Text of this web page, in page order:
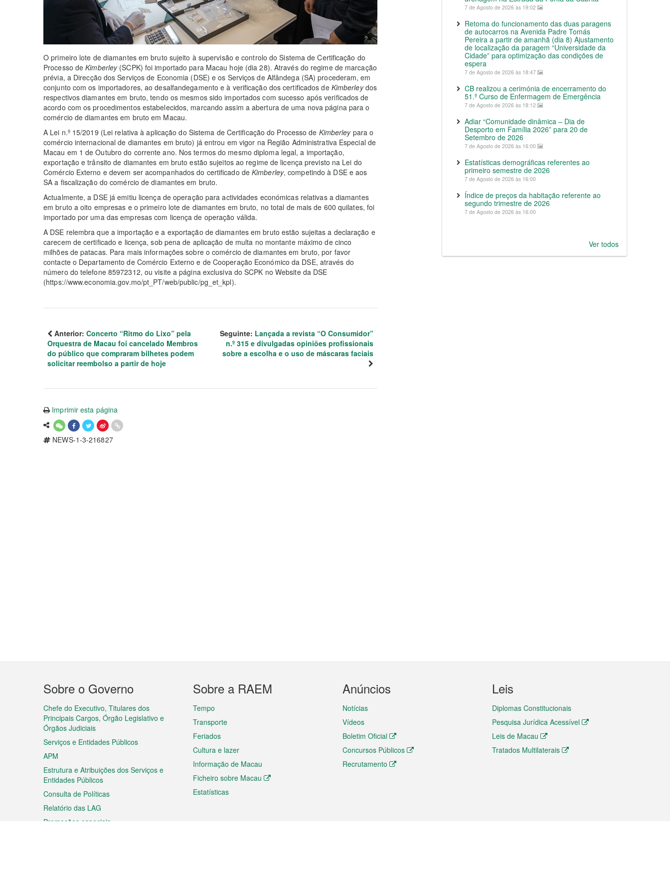
O primeiro lote de diamantes em bruto sujeito à supervisão e controlo do Sistema de Certificação do
Processo deKimberley(SCPK) foi importado para Macau hoje (dia 28). Através do regime de marcação
prévia, a Direcção dos Serviços de Economia (DSE) e os Serviços de Alfândega (SA) procederam, em
conjunto com os importadores, ao desalfandegamento e à verificação dos certificados de Kimberleydos
respectivos diamantes em bruto, tendo os mesmos sido importados com sucesso após verificados de
acordo com os procedimentos estabelecidos, marcando assim a abertura de uma nova página para o
comércio de diamantes em bruto em Macau.
A Lei n.º 15/2019 (Lei relativa à aplicação do Sistema de Certificação do Processo de Kimberleypara o
comércio internacional de diamantes em bruto) já entrou em vigor na Região Administrativa Especial de
Macau em 1 de Outubro do corrente ano. Nos termos do mesmo diploma legal, a importação,
exportação e trânsito de diamantes em bruto estão sujeitos ao regime de licença previsto na Lei do
Comércio Externo e devem ser acompanhados do certificado deKimberley, competindo à DSE e aos
SA a fiscalização do comércio de diamantes em bruto.
Actualmente, a DSE já emitiu licença de operação para actividades económicas relativas a diamantes
em bruto a oito empresas e o primeiro lote de diamantes em bruto, no total de mais de 600 quilates, foi
importado por uma das empresas com licença de operação válida.
A DSE relembra que a importação e a exportação de diamantes em bruto estão sujeitas a declaração e
carecem de certificado e licença, sob pena de aplicação de multa no montante máximo de cinco
milhões de patacas. Para mais informações sobre o comércio de diamantes em bruto, por favor
contacte o Departamento de Comércio Externo e de Cooperação Económico da DSE, através do
número do telefone 85972312, ou visite a página exclusiva do SCPK no Website da DSE
(https://www.economia.gov.mo/pt_PT/web/public/pg_et_kpl).
Anterior: Concerto “Ritmo do Lixo” pela
Orquestra de Macau foi cancelado Membros
do público que compraram bilhetes podem
solicitar reembolso a partir de hoje
Seguinte: Lançada a revista “O Consumidor”
n.º 315 e divulgadas opiniões profissionais
sobre a escolha e o uso de máscaras faciais
Imprimir esta página
NEWS-1-3-216827
7 de Agosto de 2026 às 19:02
Retoma do funcionamento das duas paragens
de autocarros na Avenida Padre Tomás
Pereira a partir de amanhã (dia 8) Ajustamento
de localização da paragem “Universidade da
Cidade” para optimização das condições de
espera
7 de Agosto de 2026 às 18:47
CB realizou a cerimónia de encerramento do
51.º Curso de Enfermagem de Emergência
7 de Agosto de 2026 às 18:12
Adiar “Comunidade dinâmica – Dia de
Desporto em Família 2026” para 20 de
Setembro de 2026
7 de Agosto de 2026 às 16:00
Estatísticas demográficas referentes ao
primeiro semestre de 2026
7 de Agosto de 2026 às 16:00
Índice de preços da habitação referente ao
segundo trimestre de 2026
7 de Agosto de 2026 às 16:00
Ver todos
Menu
do
rodapé
Sobre o Governo
Chefe do Executivo, Titulares dos
Principais Cargos, Órgão Legislativo e
Órgãos Judiciais
Serviços e Entidades Públicos
APM
Estrutura e Atribuições dos Serviços e
Entidades Públicos
Consulta de Políticas
Relatório das LAG
Promoções especiais
Sobre a RAEM
Tempo
Transporte
Feriados
Cultura e lazer
Informação de Macau
Ficheiro sobre Macau
Estatísticas
Anúncios
Notícias
Vídeos
Boletim Oficial
Concursos Públicos
Recrutamento
Leis
Diplomas Constitucionais
Pesquisa Jurídica Acessível
Leis de Macau
Tratados Multilaterais